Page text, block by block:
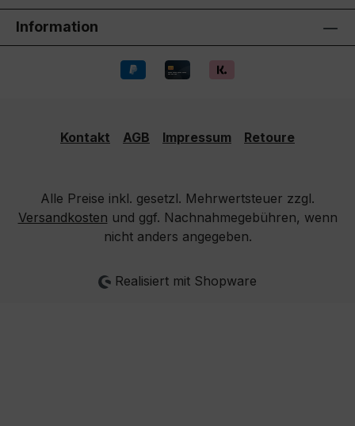
Information
Kontakt AGB Impressum Retoure
Alle Preise inkl. gesetzl. Mehrwertsteuer zzgl.
Versandkosten und ggf. Nachnahmegebühren, wenn
nicht anders angegeben.
Realisiert mit Shopware